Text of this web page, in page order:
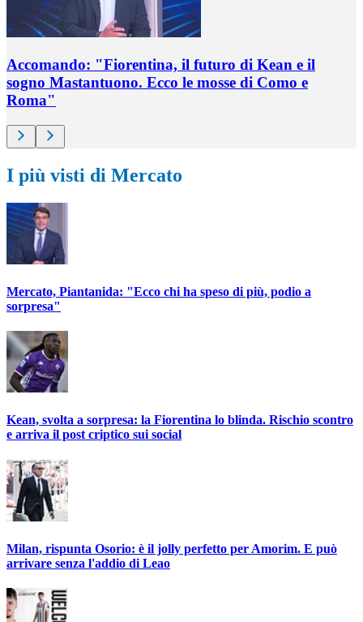
Accomando: "Fiorentina, il futuro di Kean e il
sogno Mastantuono. Ecco le mosse di Como e
Roma"
I più visti di Mercato
Mercato, Piantanida: "Ecco chi ha speso di più, podio a
sorpresa"
Kean, svolta a sorpresa: la Fiorentina lo blinda. Rischio scontro
e arriva il post criptico sui social
Milan, rispunta Osorio: è il jolly perfetto per Amorim. E può
arrivare senza l'addio di Leao